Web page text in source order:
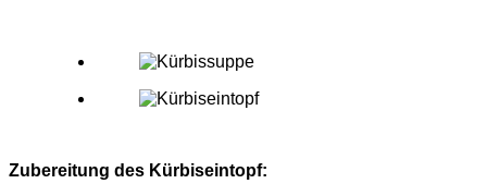
Zubereitung des Kürbiseintopf: